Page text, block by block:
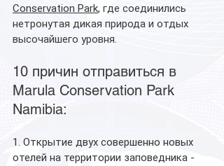
Conservation Park, где соединились
нетронутая дикая природа и отдых
высочайшего уровня.
10 причин отправиться в
Marula Conservation Park
Namibia:
1. Открытие двух совершенно новых
отелей на территории заповедника -